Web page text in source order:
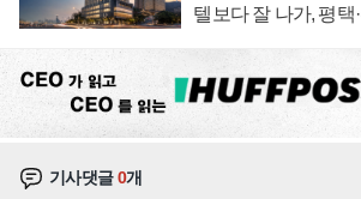
텔보다 잘 나가, 평택
기사댓글0개